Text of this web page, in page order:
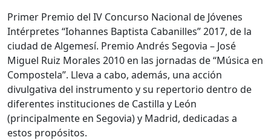
Primer Premio del IV Concurso Nacional de Jóvenes
Intérpretes “Iohannes Baptista Cabanilles” 2017, de la
ciudad de Algemesí. Premio Andrés Segovia – José
Miguel Ruiz Morales 2010 en las jornadas de “Música en
Compostela”. Lleva a cabo, además, una acción
divulgativa del instrumento y su repertorio dentro de
diferentes instituciones de Castilla y León
(principalmente en Segovia) y Madrid, dedicadas a
estos propósitos.